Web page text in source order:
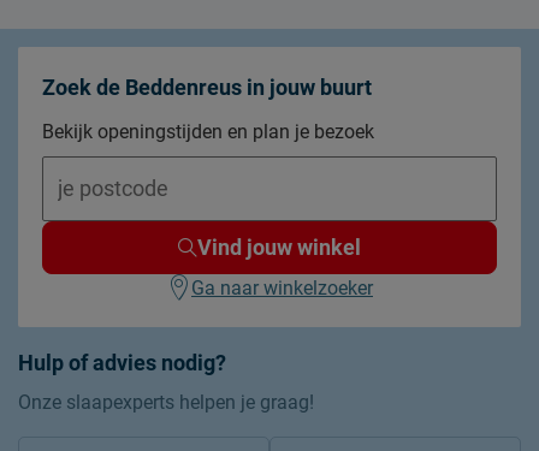
Hulp of advies nodig?
Onze slaapexperts helpen je graag!
Zoek de Beddenreus in jouw buurt
Bekijk openingstijden en plan je bezoek
Vind jouw winkel
Ga naar winkelzoeker